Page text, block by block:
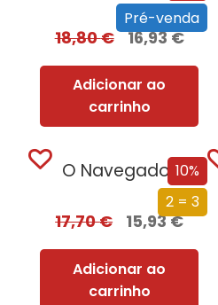
Pré-venda
18,80€ 16,93€
Adicionar ao
carrinho
10%
2 = 3
O Navegador
17,70€ 15,93€
Adicionar ao
carrinho